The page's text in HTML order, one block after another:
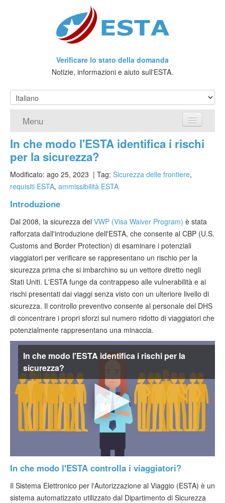
Verificare lo stato della domanda
Notizie, informazioni e aiuto sull'ESTA.
Menu
Home
Che cos'è l'ESTA?
Viaggio senza Visto
Verificare ESTA
ESTA info
Contatto
In che modo l'ESTA identifica i rischi
per la sicurezza?
Modificato: ago 25, 2023 | Tag: Sicurezza delle frontiere,
requisiti ESTA, ammissibilità ESTA
Introduzione
Dal 2008, la sicurezza del VWP (Visa Waiver Program) è stata
rafforzata dall'introduzione dell'ESTA, che consente al CBP (U.S.
Customs and Border Protection) di esaminare i potenziali
viaggiatori per verificare se rappresentano un rischio per la
sicurezza prima che si imbarchino su un vettore diretto negli
Stati Uniti. L'ESTA funge da contrappeso alle vulnerabilità e ai
rischi presentati dai viaggi senza visto con un ulteriore livello di
sicurezza. Il controllo preventivo consente al personale del DHS
di concentrare i propri sforzi sul numero ridotto di viaggiatori che
potenzialmente rappresentano una minaccia.
In che modo l'ESTA identifica i rischi per la
sicurezza?
In che modo l'ESTA controlla i viaggiatori?
Il Sistema Elettronico per l'Autorizzazione al Viaggio (ESTA) è un
sistema automatizzato utilizzato dal Dipartimento di Sicurezza